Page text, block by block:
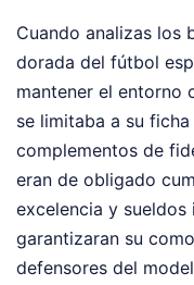
Cuando analizas los
dorada del fútbol
mantener el entorno
se limitaba a su
complementos de
eran de obligado
excelencia y
garantizaran su
defensores del